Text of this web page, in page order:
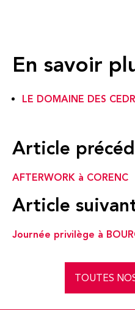
En savoir
LE DOMAINE DES
Article
AFTERWORK à CORENC
Article
Journée privilège à
TOUTES